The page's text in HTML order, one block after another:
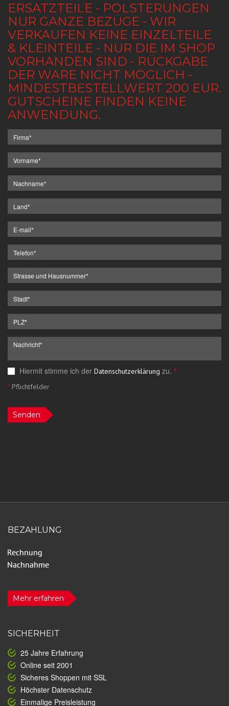
ERSATZTEILE - POLSTERUNGEN
NUR GANZE BEZÜGE - WIR
VERKAUFEN KEINE EINZELTEILE
& KLEINTEILE - NUR DIE IM SHOP
VORHANDEN SIND - RÜCKGABE
DER WARE NICHT MÖGLICH -
MINDESTBESTELLWERT 200 EUR.
GUTSCHEINE FINDEN KEINE
ANWENDUNG.
Hiermit stimme ich der Datenschutzerklärung zu. *
*Pflichtfelder
Senden
BEZAHLUNG
Mehr erfahren
SICHERHEIT
25 Jahre Erfahrung
Online seit 2001
Sicheres Shoppen mit SSL
Höchster Datenschutz
Einmalige Preisleistung